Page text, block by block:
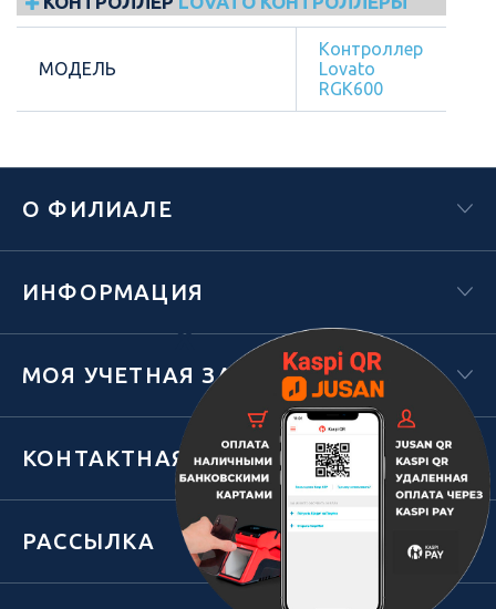
МОДЕЛЬ
Контроллер
Lovato
RGK600
Х
О ФИЛИАЛЕ
ИНФОРМАЦИЯ
МОЯ УЧЕТНАЯ ЗАПИСЬ
КОНТАКТНАЯ ИНФОРМАЦИЯ
РАССЫЛКА